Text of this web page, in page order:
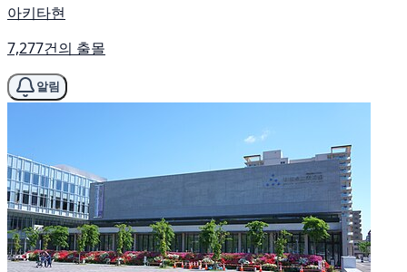
아키타현
7,277건의 출몰
알림